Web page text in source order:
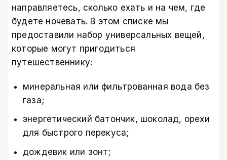
направляетесь, сколько ехать и на чем, где
будете ночевать. В этом списке мы
предоставили набор универсальных вещей,
которые могут пригодиться
путешественнику:
минеральная или фильтрованная вода без
газа;
энергетический батончик, шоколад, орехи
для быстрого перекуса;
дождевик или зонт;